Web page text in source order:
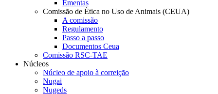
Ementas
Comissão de Ética no Uso de Animais (CEUA)
A comissão
Regulamento
Passo a passo
Documentos Ceua
Comissão RSC-TAE
Núcleos
Núcleo de apoio à correição
Nugai
Nugeds